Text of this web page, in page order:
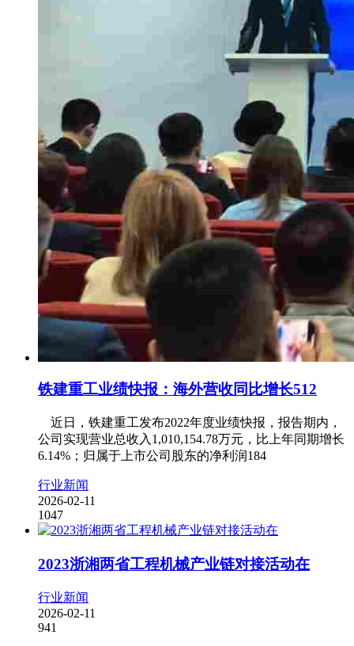
铁建重工业绩快报：海外营收同比增长512
近日，铁建重工发布2022年度业绩快报，报告期内，
公司实现营业总收入1,010,154.78万元，比上年同期增长
6.14%；归属于上市公司股东的净利润184
行业新闻
2026-02-11
1047
2023浙湘两省工程机械产业链对接活动在
行业新闻
2026-02-11
941